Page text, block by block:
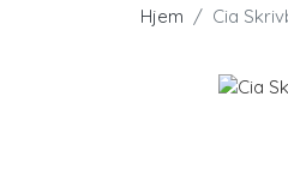
Hjem Cia